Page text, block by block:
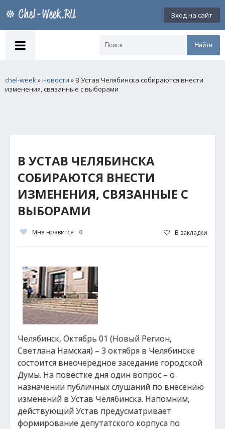
Вход на сайт
Найти
chel-week»Новости » В Устав Челябинска собираются внести
изменения, связанные с выборами
В УСТАВ ЧЕЛЯБИНСКА
СОБИРАЮТСЯ ВНЕСТИ
ИЗМЕНЕНИЯ, СВЯЗАННЫЕ С
ВЫБОРАМИ
Мне нравится 0 В закладки
Челябинск, Октябрь 01 (Новый Регион,
Светлана Намская) – 3 октября в Челябинске
состоится внеочередное заседание городской
Думы. На повестке дня один вопрос – о
назначении публичных слушаний по внесению
изменений в Устав Челябинска. Напомним,
действующий Устав предусматривает
формирование депутатского корпуса по